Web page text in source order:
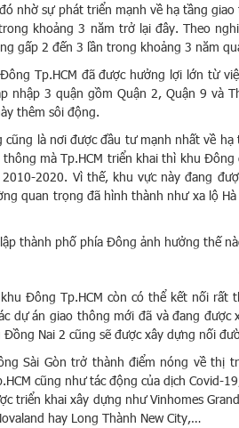
nhờ sự phát triển mạnh về hạ tầng
khoảng 3 năm trở lại đây. Theo
gấp 2 đến 3 lần trong khoảng 3 năm
Tp.HCM đã được hưởng lợi lớn từ
nhập 3 quận gồm Quận 2, Quận 9 và
thêm sôi động.
cũng là nơi được đầu tư mạnh nhất về
mà Tp.HCM triển khai thì khu
2020. Vì thế, khu vực này đang
quan trọng đã hình thành như xa lộ
Đông Tp.HCM còn có thể kết nối rất
dự án giao thông mới đã và đang
Đồng Nai 2 cũng sẽ được xây dựng nối
Sài Gòn trở thành điểm nóng về thị
cũng như tác động của dịch Covid-
triển khai xây dựng như Vinhomes
hay Long Thành New City,…